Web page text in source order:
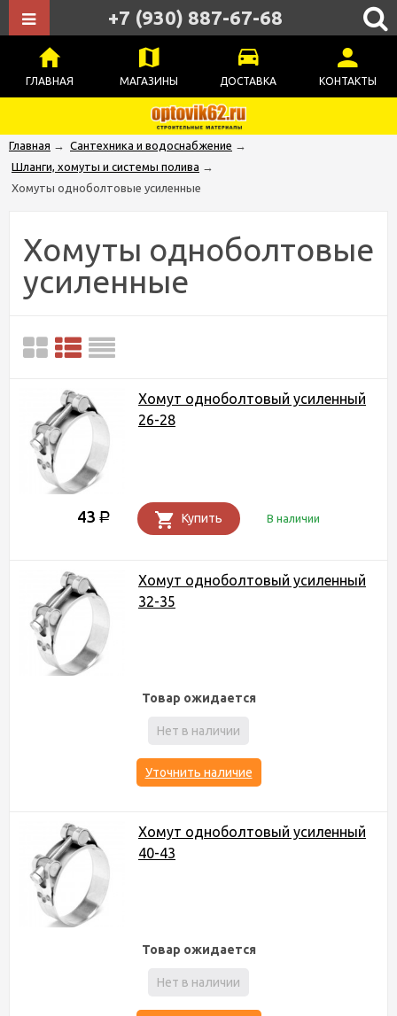
ГЛАВНАЯ МАГАЗИНЫ ДОСТАВКА КОНТАКТЫ
+7 (930) 887-67-68
Главная → Сантехника и водоснабжение →
Шланги, хомуты и системы полива →
Хомуты одноболтовые усиленные
Хомуты одноболтовые
усиленные
Хомут одноболтовый усиленный
26-28
43 Р Купить В наличии
Хомут одноболтовый усиленный
32-35
Товар ожидается
Нет в наличии
Уточнить наличие
Хомут одноболтовый усиленный
40-43
Товар ожидается
Нет в наличии